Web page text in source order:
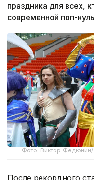
праздника для всех,
современной поп-
Фото: Виктор Федюнин/
После рекордного